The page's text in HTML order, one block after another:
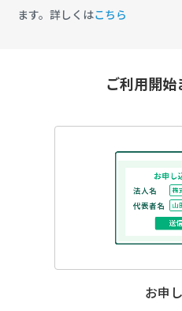
ます。詳しくはこちら
ご利用開
お申